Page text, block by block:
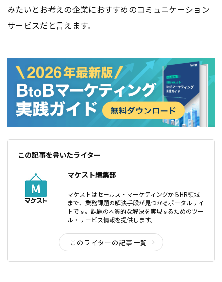
みたいとお考えの企業におすすめのコミュニケーション
サービスだと言えます。
この記事を書いたライター
マケスト編集部
マケストはセールス・マーケティングからHR領域
まで、業務課題の解決手段が見つかるポータルサイ
トです。課題の本質的な解決を実現するためのツー
ル・サービス情報を提供します。
このライターの記事一覧